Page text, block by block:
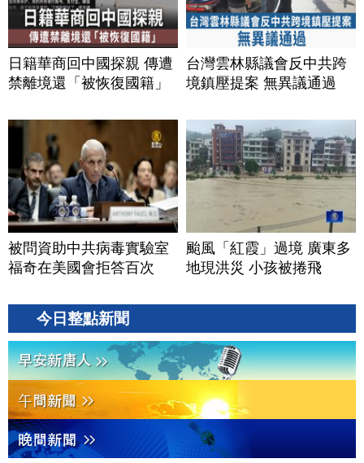
日籍華商回中國探親 傳遭
禁離境還「被恢復國籍」
台灣雲林縣議會反中共跨
境鎮壓提案 無異議通過
被問資助中共病毒實驗室
福奇在美國會拒答百次
颱風「紅霞」過境 廣東多
地現洪災 小孩被捲飛
今日整點新聞